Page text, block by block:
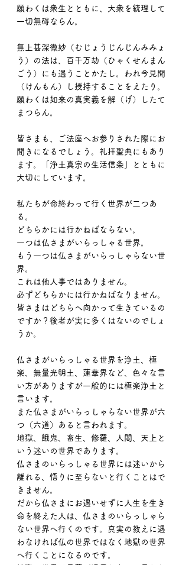
願わくは衆生とともに、大衆を統理して
一切無碍ならん。
無上甚深微妙（むじょうじんじんみみょ
う）の法は、百千万劫（ひゃくせんまん
ごう）にも遇うことかたし。われ今見聞
（けんもん）し授持することをえたり。
願わくは如来の真実義を解（げ）したて
まつらん。
皆さまも、ご法座へお参りされた際にお
聞きになるでしょう。礼拝聖典にもあり
ます。「浄土真宗の生活信条」とともに
大切にしています。
私たちが命終わって行く世界が二つあ
る。
どちらかには行かねばならない。
一つは仏さまがいらっしゃる世界。
もう一つは仏さまがいらっしゃらない世
界。
これは他人事ではありません。
必ずどちらかには行かねばなりません。
皆さまはどちらへ向かって生きているの
ですか？後者が実に多くはないのでしょ
うか。
仏さまがいらっしゃる世界を浄土、極
楽、無量光明土、蓮華界など、色々な言
い方がありますが一般的には極楽浄土と
言います。
また仏さまがいらっしゃらない世界が六
つ（六道）あると言われます。
地獄、餓鬼、畜生、修羅、人間、天上と
いう迷いの世界であります。
仏さまのいらっしゃる世界には迷いから
離れる、悟りに至らないと行くことはで
きません。
だから仏さまにお遇いせずに人生を生き
命を終えた人は、仏さまのいらっしゃら
ない世界へ行くのです。真実の教えに遇
わなければ仏の世界ではなく地獄の世界
へ行くことになるのです。